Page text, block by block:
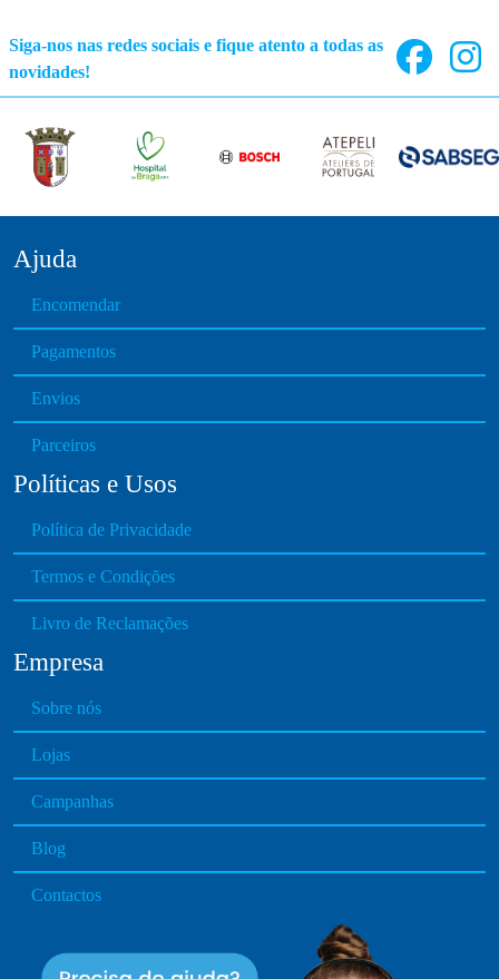
Siga-nos nas redes sociais e fique atento a todas as
novidades!
Ajuda
Encomendar
Pagamentos
Envios
Parceiros
Políticas e Usos
Política de Privacidade
Termos e Condições
Livro de Reclamações
Empresa
Sobre nós
Lojas
Campanhas
Blog
Contactos